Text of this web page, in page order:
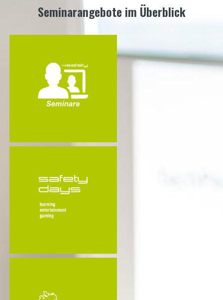
Seminarangebote im Überblick